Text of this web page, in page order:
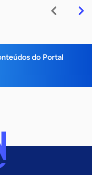
do Portal